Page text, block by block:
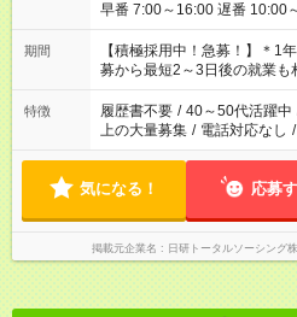
早番 7:00～16:00 遅番 10:00～19:00 「家族と休
い」 「余裕を持って夕飯の
たくない」 など、ご希望を教えてく
の方へ 今ご覧のお仕事で希望
の勤務時間。 合計で週40時
期間
【積極採用中！急募！】＊1
募から最短2～3日後の就業も
特徴 履歴書不要 / 40～50代活躍中
上の大量募集 / 電話対応なし /
気になる！ 応募
掲載元企業名 日研トータルソーシング